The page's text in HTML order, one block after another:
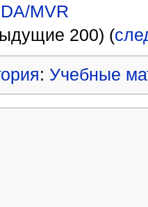
MVR
200) (
: Учебные